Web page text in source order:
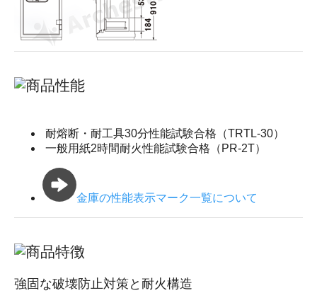
耐熔断・耐工具30分性能試験合格（TRTL-30）
一般用紙2時間耐火性能試験合格（PR-2T）
金庫の性能表示マーク一覧について
強固な破壊防止対策と耐火構造